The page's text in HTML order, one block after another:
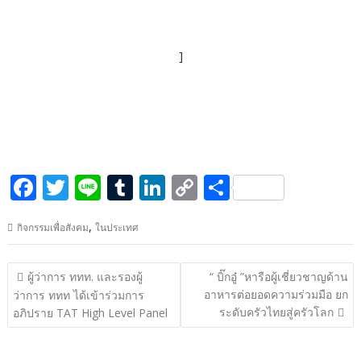
]
F
ac
e
b
o
o
T
itt
er
Li
e
T
m
bl
r
Li
k
e
n
C
p
y
Li
S
ar
e
กิจกรรมเพื่อสังคม,ในประเทศ
แนะแนว
เรื่อง
ผู้ว่าการ ททท. และรองผู้
ว่าการ ททท ได้เข้าร่วมการ
อภิปราย TAT High Level Panel
“ บิ๊กอู๋ ”หารือผู้เชี่ยวชาญด้าน
อาหารต่อยอดความร่วมมือ ยก
ระดับครัวไทยสู่ครัวโลก